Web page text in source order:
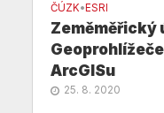
ČÚZK•ESRI
Zeměměřický
ArcGISu
25. 8. 2020